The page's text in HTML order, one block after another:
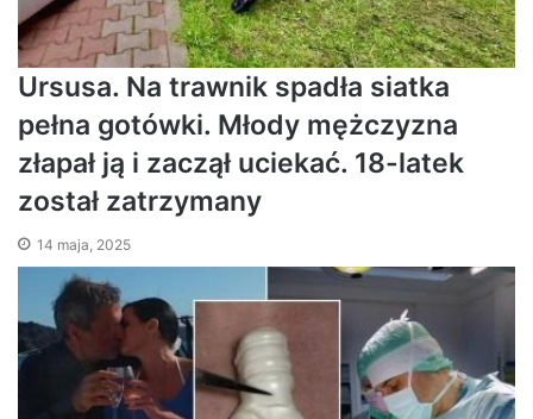
Ursusa. Na trawnik spadła siatka
pełna gotówki. Młody mężczyzna
złapał ją i zaczął uciekać. 18-latek
został zatrzymany
14 maja, 2025